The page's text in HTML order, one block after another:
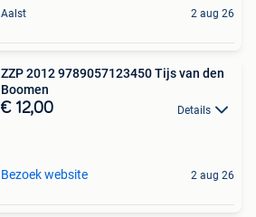
Aalst 2 aug 26
ZZP 2012 9789057123450 Tijs van den
Boomen
€ 12,00 Details
Bezoek website 2 aug 26